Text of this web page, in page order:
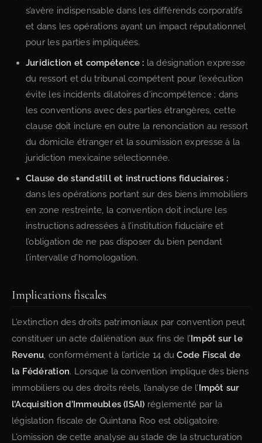
s’avère indispensable dans les différends corporatifs
et dans les opérations ayant un impact réputationnel
pour les parties impliquées.
Juridiction et compétence : la désignation expresse
du ressort et du tribunal compétent pour l’exécution
évite les incidents dilatoires d’incompétence ; dans
les conventions avec des parties étrangères, cette
clause doit inclure en outre la renonciation au ressort
du domicile étranger et la soumission expresse à la
juridiction mexicaine sélectionnée.
Clause de standstill et instructions fiduciaires :
dans les opérations portant sur des biens immobiliers
en zone restreinte, la convention doit inclure les
instructions adressées à l’institution fiduciaire et
l’obligation de ne pas disposer du bien pendant
l’intervalle d’homologation.
Implications fiscales
L’extinction des droits patrimoniaux par convention peut
constituer un acte d’aliénation aux fins de l’Impôt sur le
Revenu, conformément à l’article 14 duCode Fiscal de
la Fédération. Lorsque la convention implique des biens
immobiliers ou des droits réels, l’analyse de l’Impôt sur
l’Acquisition d’Immeubles (ISAI) réglementé par la
législation fiscale de Quintana Roo est obligatoire.
L’omission de cette analyse au stade de la structuration